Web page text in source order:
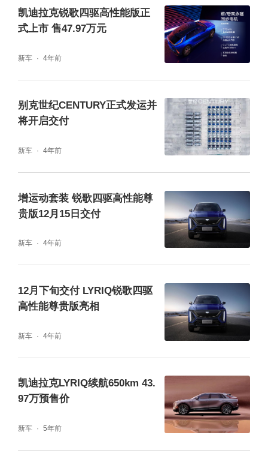
5G连接，同时该车还配备全新Super Cruise超
级辅助驾驶系统，新增驾驶员自动变道和指令
变道功能。除此之外，其还提供AEB自动紧急
撞避免辅助等24项功能。
动力方面，LYRIQ锐歌动力单元由含12个模组
的100千瓦时电池包和后驱Ultium驱动系统组
成，可提供255千瓦功率和440牛·米扭矩。其
中，后驱长续航版车型CLTC续航里程达653公
里，四驱高性能版车型百公里加速4.9秒。另
外，该车全系支持全生命周期快充，充电10分
钟即可续航96公里。
凯迪拉克锐歌四驱高性能版正
式上市 售47.97万元
新车 4年前
别克世纪CENTURY正式发运并
将开启交付
新车 4年前
增运动套装 锐歌四驱高性能尊
贵版12月15日交付
新车 4年前
12月下旬交付 LYRIQ锐歌四驱
高性能尊贵版亮相
新车 4年前
凯迪拉克LYRIQ续航650km 43.
97万预售价
新车 5年前